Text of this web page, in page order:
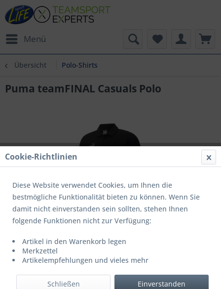
Menü
Übersicht Polo-Shirts
Puma teamFINAL Casuals Polo
UVP: 44,95 € *
Menge
Stückpreis
Grundpreis
bis9 31,40 € * 31,40 € * / 1 Stück
Cookie-Richtlinien
Diese Website verwendet Cookies, um Ihnen die
bestmögliche Funktionalität bieten zu können. Wenn Sie
damit nicht einverstanden sein sollten, stehen Ihnen
folgende Funktionen nicht zur Verfügung:
Artikel in den Warenkorb legen
Merkzettel
Artikelempfehlungen und vieles mehr
Einverstanden
Schließen